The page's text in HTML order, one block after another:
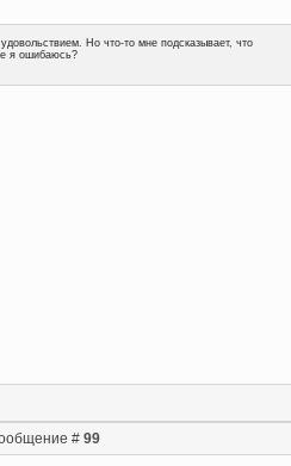
Но что-то мне подсказывает, что
я ошибаюсь?
# 99